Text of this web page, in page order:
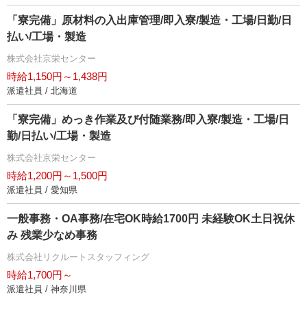
「寮完備」原材料の入出庫管理/即入寮/製造・工場/日勤/日
払い/工場・製造
株式会社京栄センター
時給1,150円～1,438円
派遣社員 / 北海道
「寮完備」めっき作業及び付随業務/即入寮/製造・工場/日
勤/日払い/工場・製造
株式会社京栄センター
時給1,200円～1,500円
派遣社員 / 愛知県
一般事務・OA事務/在宅OK時給1700円 未経験OK土日祝休
み 残業少なめ事務
株式会社リクルートスタッフィング
時給1,700円～
派遣社員 / 神奈川県